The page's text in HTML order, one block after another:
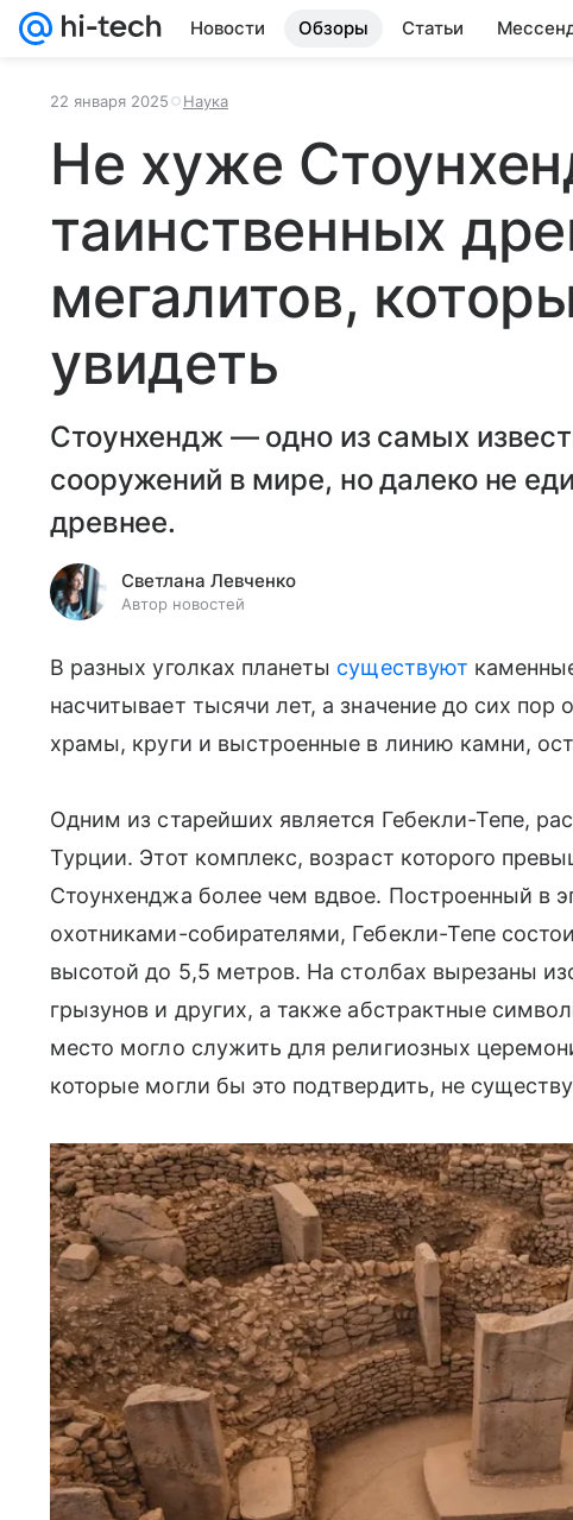
Новости Обзоры Статьи
22 января 2025 Наука
Не хуже
таинственных
мегалитов,
увидеть
Стоунхендж — одно из самых
сооружений в мире, но далеко не
древнее.
Светлана Левченко
Автор новостей
В разных уголках планеты существуют
насчитывает тысячи лет, а значение до сих пор
храмы, круги и выстроенные в линию камни,
Одним из старейших является Гебекли-Тепе,
Турции. Этот комплекс, возраст которого
Стоунхенджа более чем вдвое. Построенный в
охотниками-собирателями, Гебекли-Тепе
высотой до 5,5 метров. На столбах вырезаны
грызунов и других, а также абстрактные
место могло служить для религиозных
которые могли бы это подтвердить, не